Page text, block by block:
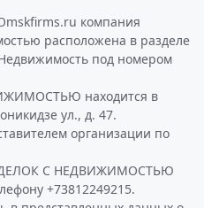
компания
расположена в разделе
под номером
находится в
ул., д. 47.
организации по
С НЕДВИЖИМОСТЬЮ
+73812249215.